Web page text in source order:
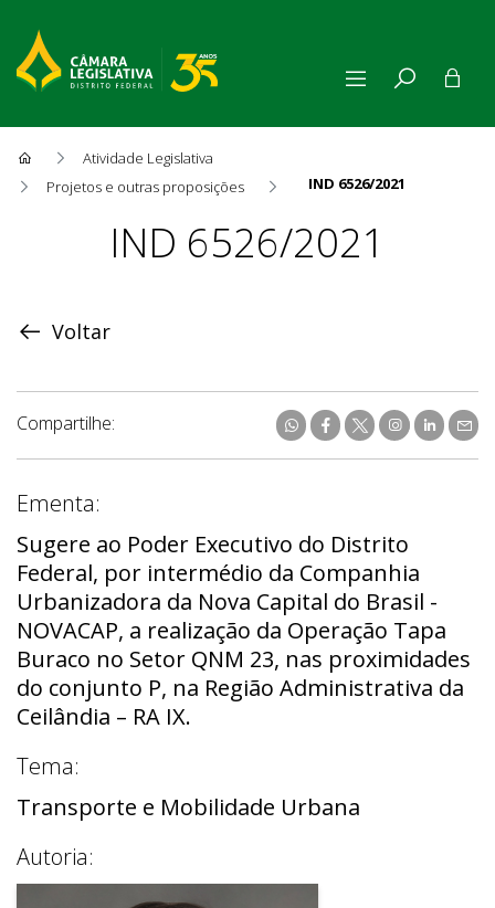
Atividade Legislativa
Projetos e outras proposições
IND 6526/2021
ProposiçãoIND 6526/2021
Voltar
Compartilhe:
Ementa:
Sugere ao Poder Executivo do Distrito
Federal, por intermédio da Companhia
Urbanizadora da Nova Capital do Brasil -
NOVACAP, a realização da Operação Tapa
Buraco no Setor QNM 23, nas proximidades
do conjunto P, na Região Administrativa da
Ceilândia – RA IX.
Tema:
Transporte e Mobilidade Urbana
Autoria: